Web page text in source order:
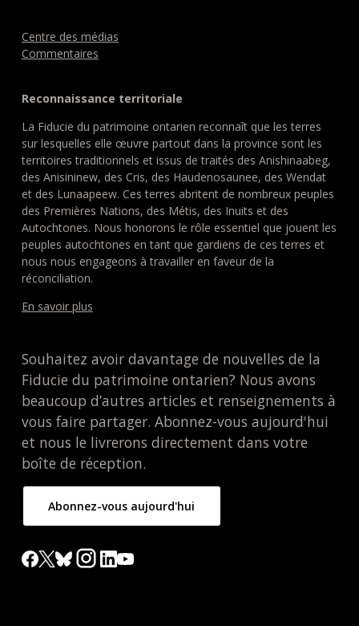
Centre des médias
Commentaires
Reconnaissance territoriale
La Fiducie du patrimoine ontarien reconnaît que les terres
sur lesquelles elle œuvre partout dans la province sont les
territoires traditionnels et issus de traités des Anishinaabeg,
des Anisininew, des Cris, des Haudenosaunee, des Wendat
et des Lunaapeew. Ces terres abritent de nombreux peuples
des Premières Nations, des Métis, des Inuits et des
Autochtones. Nous honorons le rôle essentiel que jouent les
peuples autochtones en tant que gardiens de ces terres et
nous nous engageons à travailler en faveur de la
réconciliation.
En savoir plus
Souhaitez avoir davantage de nouvelles de la
Fiducie du patrimoine ontarien? Nous avons
beaucoup d’autres articles et renseignements à
vous faire partager. Abonnez-vous aujourd'hui
et nous le livrerons directement dans votre
boîte de réception.
Abonnez-vous aujourd'hui